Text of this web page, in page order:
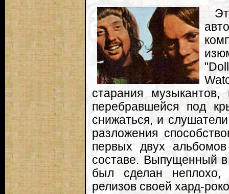
старания
перебравшейся под
снижаться, и
разложения
первых двух
составе. Выпущенный
был сделан неплохо,
релизов своей хард-